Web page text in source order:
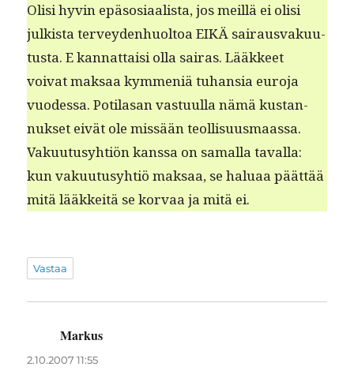
Olisi hyvin epä­sosi­aal­ista, jos meil­lä ei olisi
julk­ista ter­vey­den­huoltoa EIKÄ sairaus­vaku­u­
tus­ta. E kan­nat­taisi olla sairas. Lääk­keet
voivat mak­saa kym­meniä tuhan­sia euro­ja
vuodessa. Poti­lasan vas­tu­ul­la nämä kus­tan­
nuk­set eivät ole mis­sään teol­lisu­us­maas­sa.
Vaku­u­tusy­htiön kanssa on samal­la taval­la:
kun vaku­u­tusy­htiö mak­saa, se halu­aa päät­tää
mitä lääkkeitä se kor­vaa ja mitä ei.
Vastaa
Markus
2.10.2007 11:55